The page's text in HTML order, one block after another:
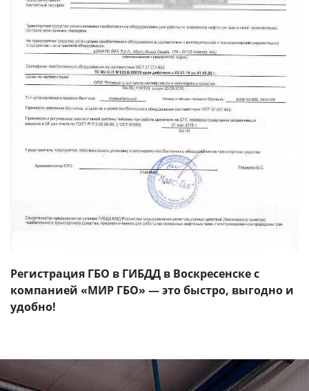
Регистрация ГБО в ГИБДД в Воскресенске с
компанией «МИР ГБО» — это быстро, выгодно и
удобно!